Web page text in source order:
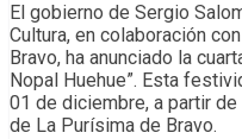
El gobierno de Sergio
Cultura, en colaboración
Bravo, ha anunciado la
Nopal Huehue”. Esta
01 de diciembre, a partir
de La Purísima de Bravo.